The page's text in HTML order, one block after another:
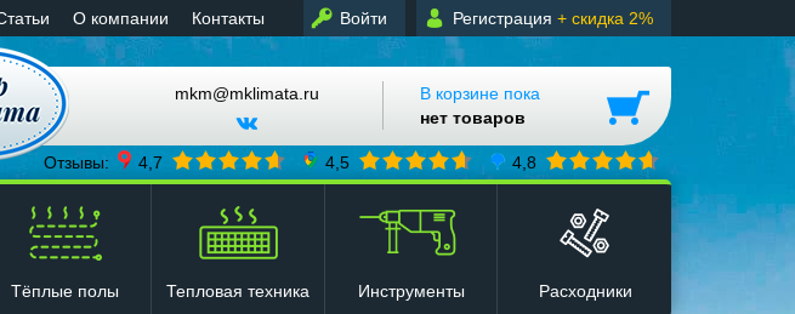
Войти Регистрация + скидка 2%
О компании Контакты
mkm@mklimata.ru
В корзине пока
нет товаров
Отзывы: 4,7 4,5 4,8
Тёплые полы Тепловая техника Инструменты Расходники